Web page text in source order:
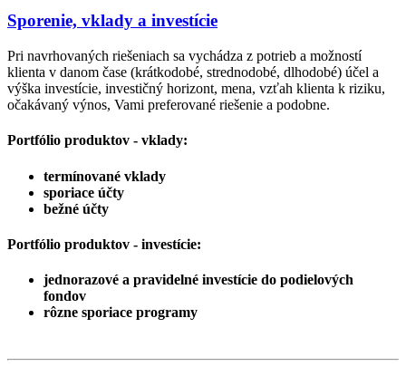
Sporenie, vklady a investície
Pri navrhovaných riešeniach sa vychádza z potrieb a možností
klienta v danom čase (krátkodobé, strednodobé, dlhodobé) účel a
výška investície, investičný horizont, mena, vzťah klienta k riziku,
očakávaný výnos, Vami preferované riešenie a podobne.
Portfólio produktov - vklady:
termínované vklady
sporiace účty
bežné účty
Portfólio produktov - investície:
jednorazové a pravidelné investície do podielových
fondov
rôzne sporiace programy